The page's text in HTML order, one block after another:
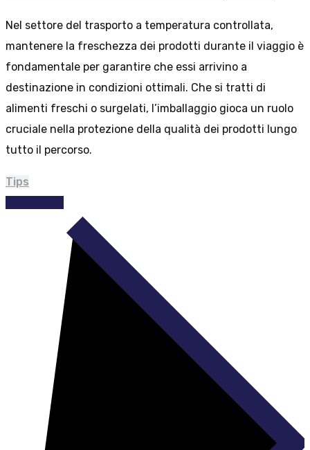
Nel settore del trasporto a temperatura controllata,
mantenere la freschezza dei prodotti durante il viaggio è
fondamentale per garantire che essi arrivino a
destinazione in condizioni ottimali. Che si tratti di
alimenti freschi o surgelati, l’imballaggio gioca un ruolo
cruciale nella protezione della qualità dei prodotti lungo
tutto il percorso.
Tips